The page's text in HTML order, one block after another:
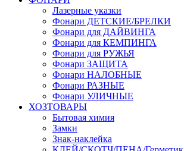
Лазерные указки
Фонари ДЕТСКИЕ/БРЕЛКИ
Фонари для ДАЙВИНГА
Фонари для КЕМПИНГА
Фонари для РУЖЬЯ
Фонари ЗАЩИТА
Фонари НАЛОБНЫЕ
Фонари РАЗНЫЕ
Фонари УЛИЧНЫЕ
ХОЗТОВАРЫ
Бытовая химия
Замки
Знак-наклейка